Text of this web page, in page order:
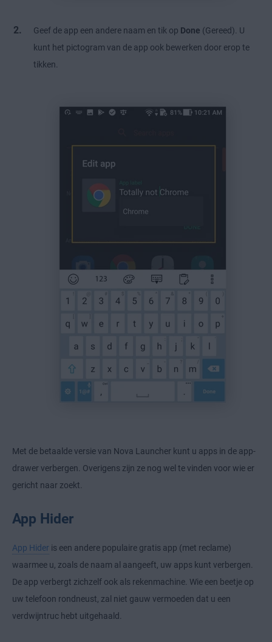
Geef de app een andere naam en tik op Done (Gereed). U
kunt het pictogram van de app ook bewerken door erop te
tikken.
Met de betaalde versie van Nova Launcher kunt u apps in de app-
drawer verbergen. Overigens zijn ze nog wel te vinden voor wie er
gericht naar zoekt.
App Hider
App Hider is een andere populaire gratis app (met reclame)
waarmee u, zoals de naam al aangeeft, uw apps kunt verbergen.
De app verbergt zichzelf ook als rekenmachine. Wie een beetje op
uw telefoon rondneust, zal niet gauw vermoeden dat u een
verdwijntruc hebt uitgehaald.